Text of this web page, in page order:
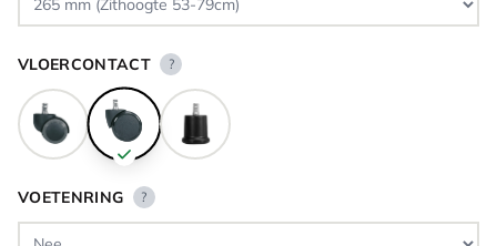
VLOERCONTACT ?
VOETENRING ?